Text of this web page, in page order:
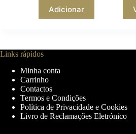
Adicionar
Links rápidos
Minha conta
Carrinho
Contactos
Termos e Condições
Política de Privacidade e Cookies
Livro de Reclamações Eletrónico